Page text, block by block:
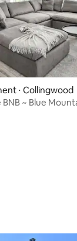
base de 113
⋅ Collingwood
~ Blue